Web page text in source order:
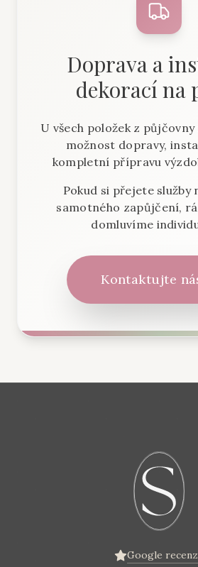
Doprava a
dekorací na
U všech položek z
možnost dopravy,
kompletní přípravu
Pokud si přejete služby
samotného zapůjčení,
domluvíme
Kontaktujte
Google